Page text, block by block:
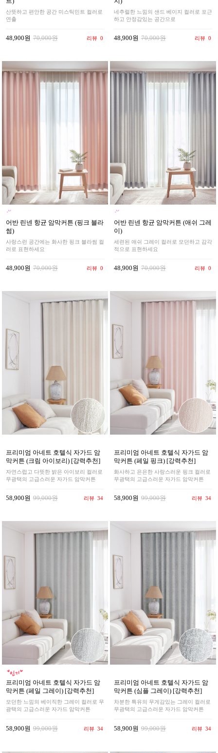
산뜻하고 편안한 공간 미스틱민트 컬러로
연출
48,900원 70,000원 리뷰 0
네추럴한 느낌의 샌드 베이지 컬러로 포근
하고 안정감있는 공간으로
48,900원 70,000원 리뷰 0
어반 린넨 항균 암막커튼 (핑크 블라
썸)
사랑스런 공간에는 화사한 핑크 블라썸 컬
러로 표현하세요
48,900원 70,000원 리뷰 0
어반 린넨 항균 암막커튼 (애쉬 그레
이)
세련된 애쉬 그레이 컬러로 모던하고 감각
적으로 표현하세요
48,900원 70,000원 리뷰 0
프리미엄 아네트 호텔식 자가드 암
막커튼 (크림 아이보리) [강력추천]
자연스럽고 다뜻한 밝은 아이보리 컬러로
무광택의 고급스러운 자가드 암막커튼
58,900원 99,000원 리뷰 34
프리미엄 아네트 호텔식 자가드 암
막커튼 (페일 핑크) [강력추천]
화사하고 은은한 사랑스러운 핑크 컬러로
무광택의 고급스러운 자가드 암막커튼
58,900원 99,000원 리뷰 34
프리미엄 아네트 호텔식 자가드 암
막커튼 (페일 그레이) [강력추천]
모던한 느낌의 베이직한 그레이 컬러로 무
광택의 고급스러운 자가드 암막커튼
58,900원 99,000원 리뷰 34
프리미엄 아네트 호텔식 자가드 암
막커튼 (심플 그레이) [강력추천]
차분한 특유의 무게감있는 그레이 컬러로
무광택의 고급스러운 자가드 암막커튼
58,900원 99,000원 리뷰 34